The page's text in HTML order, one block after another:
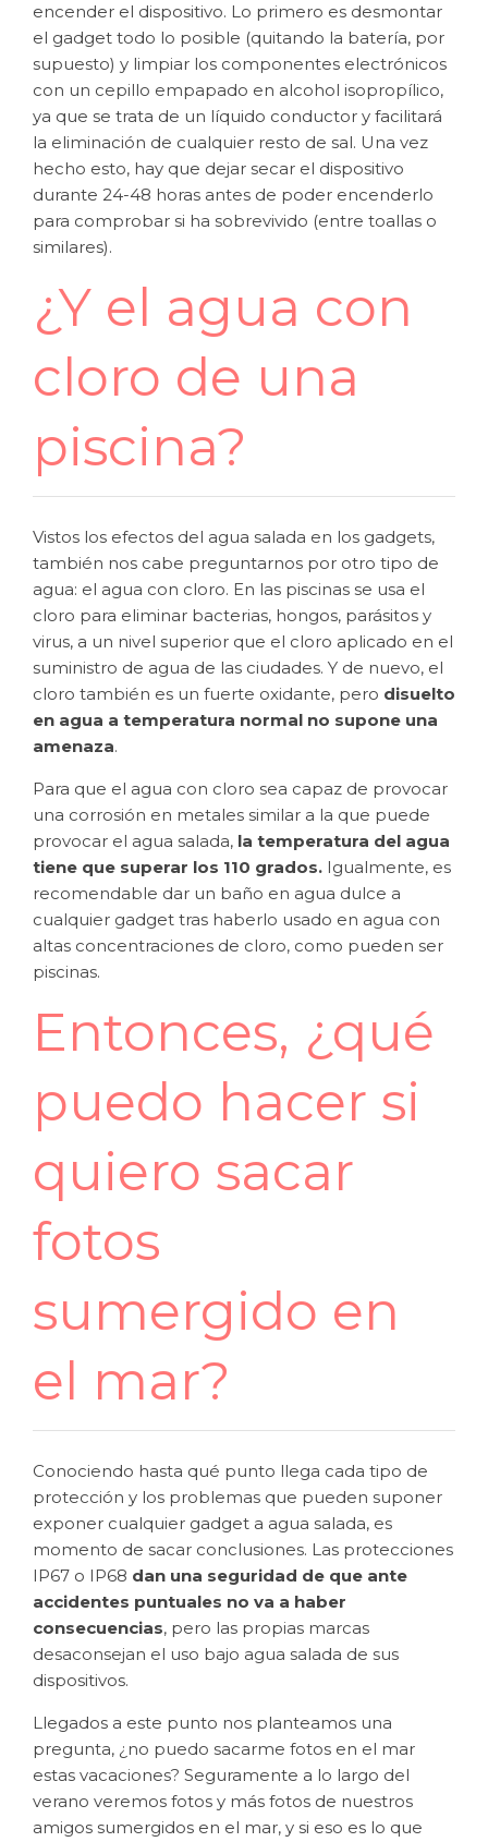
encender el dispositivo. Lo primero es desmontar
el gadget todo lo posible (quitando la batería, por
supuesto) y limpiar los componentes electrónicos
con un cepillo empapado en alcohol isopropílico,
ya que se trata de un líquido conductor y facilitará
la eliminación de cualquier resto de sal. Una vez
hecho esto, hay que dejar secar el dispositivo
durante 24-48 horas antes de poder encenderlo
para comprobar si ha sobrevivido (entre toallas o
similares).
¿Y el agua con
cloro de una
piscina?
Vistos los efectos del agua salada en los gadgets,
también nos cabe preguntarnos por otro tipo de
agua: el agua con cloro. En las piscinas se usa el
cloro para eliminar bacterias, hongos, parásitos y
virus, a un nivel superior que el cloro aplicado en el
suministro de agua de las ciudades. Y de nuevo, el
cloro también es un fuerte oxidante, pero disuelto
en agua a temperatura normal no supone una
amenaza.
Para que el agua con cloro sea capaz de provocar
una corrosión en metales similar a la que puede
provocar el agua salada, la temperatura del agua
tiene que superar los 110 grados. Igualmente, es
recomendable dar un baño en agua dulce a
cualquier gadget tras haberlo usado en agua con
altas concentraciones de cloro, como pueden ser
piscinas.
Entonces, ¿qué
puedo hacer si
quiero sacar
fotos
sumergido en
el mar?
Conociendo hasta qué punto llega cada tipo de
protección y los problemas que pueden suponer
exponer cualquier gadget a agua salada, es
momento de sacar conclusiones. Las protecciones
IP67 o IP68 dan una seguridad de que ante
accidentes puntuales no va a haber
consecuencias, pero las propias marcas
desaconsejan el uso bajo agua salada de sus
dispositivos.
Llegados a este punto nos planteamos una
pregunta, ¿no puedo sacarme fotos en el mar
estas vacaciones? Seguramente a lo largo del
verano veremos fotos y más fotos de nuestros
amigos sumergidos en el mar, y si eso es lo que